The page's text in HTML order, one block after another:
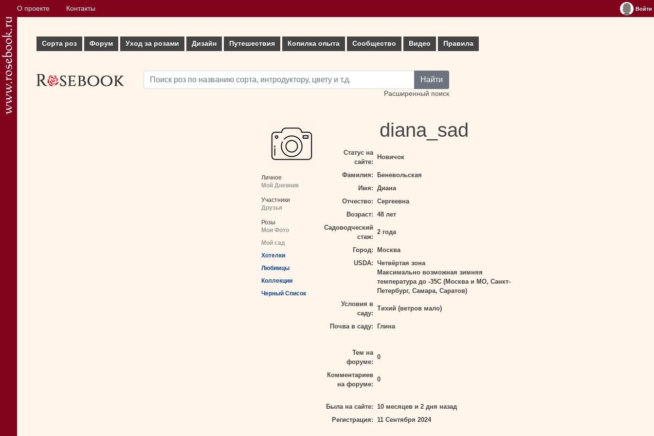
О проекте Контакты Войти
Сорта роз Форум Уход за розами Дизайн Путешествия Копилка опыта Сообщество Видео Правила
Найти
Расширенный поиск
Личное
Мой Дневник
Участники
Друзья
Розы
Мои Фото
Мой сад
Хотелки
Любимцы
Коллекции
Черный Список
diana_sad
Статус на
сайте:
Новичок
Фамилия:
Беневольская
Имя: Диана
Отчество: Сергеевна
Возраст: 48 лет
Садоводческий
стаж:
2 года
Город:
Москва
USDA: Четвёртая зона
Максимально возможная зимняя
температура до -35С (Москва и МО, Санкт-
Петербург, Самара, Саратов)
Условия в
саду:
Тихий (ветров мало)
Почва в саду: Глина
Тем на
форуме:
0
Комментариев
на форуме:
0
Была на сайте: 10 месяцев и 2 дня назад
Регистрация: 11 Сентября 2024